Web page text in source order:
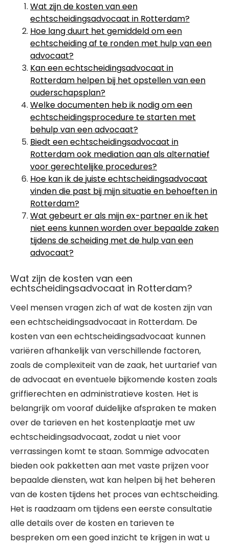
Wat zijn de kosten van een
echtscheidingsadvocaat in Rotterdam?
Hoe lang duurt het gemiddeld om een
echtscheiding af te ronden met hulp van een
advocaat?
Kan een echtscheidingsadvocaat in
Rotterdam helpen bij het opstellen van een
ouderschapsplan?
Welke documenten heb ik nodig om een
echtscheidingsprocedure te starten met
behulp van een advocaat?
Biedt een echtscheidingsadvocaat in
Rotterdam ook mediation aan als alternatief
voor gerechtelijke procedures?
Hoe kan ik de juiste echtscheidingsadvocaat
vinden die past bij mijn situatie en behoeften in
Rotterdam?
Wat gebeurt er als mijn ex-partner en ik het
niet eens kunnen worden over bepaalde zaken
tijdens de scheiding met de hulp van een
advocaat?
Wat zijn de kosten van een
echtscheidingsadvocaat in Rotterdam?
Veel mensen vragen zich af wat de kosten zijn van
een echtscheidingsadvocaat in Rotterdam. De
kosten van een echtscheidingsadvocaat kunnen
variëren afhankelijk van verschillende factoren,
zoals de complexiteit van de zaak, het uurtarief van
de advocaat en eventuele bijkomende kosten zoals
griffierechten en administratieve kosten. Het is
belangrijk om vooraf duidelijke afspraken te maken
over de tarieven en het kostenplaatje met uw
echtscheidingsadvocaat, zodat u niet voor
verrassingen komt te staan. Sommige advocaten
bieden ook pakketten aan met vaste prijzen voor
bepaalde diensten, wat kan helpen bij het beheren
van de kosten tijdens het proces van echtscheiding.
Het is raadzaam om tijdens een eerste consultatie
alle details over de kosten en tarieven te
bespreken om een goed inzicht te krijgen in wat u